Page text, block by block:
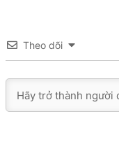
Theo dõi